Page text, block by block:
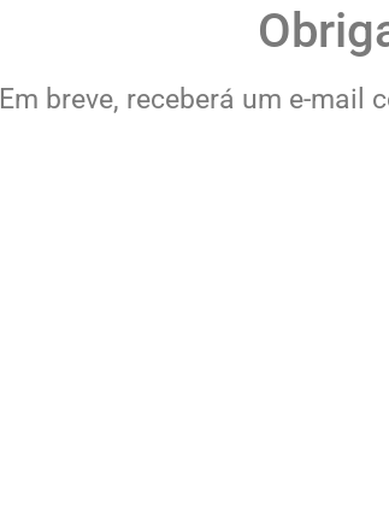
Em breve, receberá um e-